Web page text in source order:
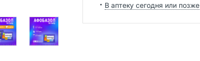
В аптеку сегодня или позже